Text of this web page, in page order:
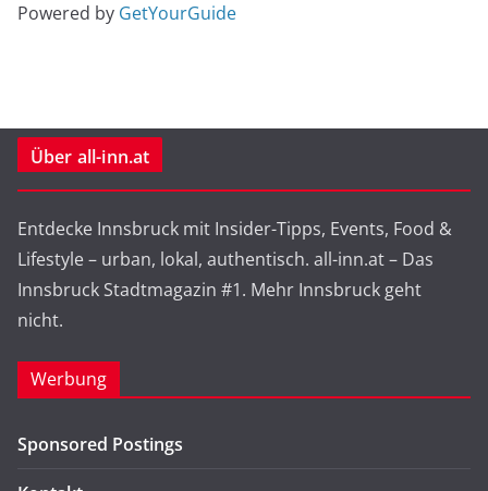
Powered by GetYourGuide
Über all-inn.at
Entdecke Innsbruck mit Insider-Tipps, Events, Food &
Lifestyle – urban, lokal, authentisch. all-inn.at – Das
Innsbruck Stadtmagazin #1. Mehr Innsbruck geht
nicht.
Werbung
Sponsored Postings